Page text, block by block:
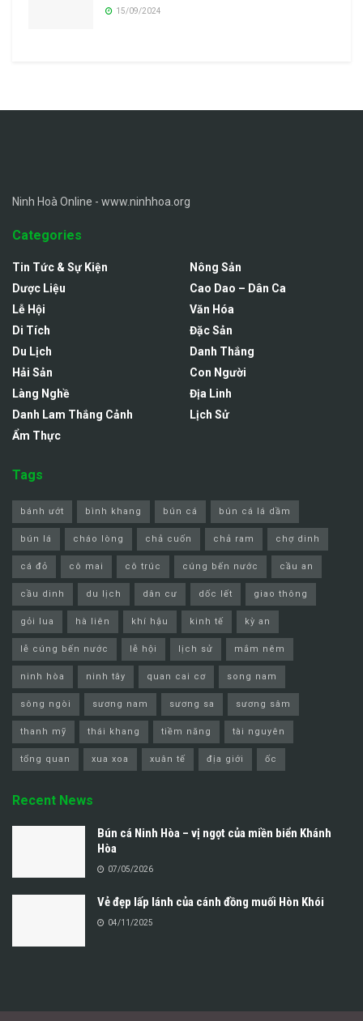
15/09/2024
Ninh Hoà Online - www.ninhhoa.org
Categories
Tin Tức & Sự Kiện
Dược Liệu
Lễ Hội
Di Tích
Du Lịch
Hải Sản
Làng Nghề
Danh Lam Thắng Cảnh
Ẩm Thực
Nông Sản
Cao Dao – Dân Ca
Văn Hóa
Đặc Sản
Danh Thắng
Con Người
Địa Linh
Lịch Sử
Tags
bánh ướt bình khang bún cá bún cá lá dầm
bún lá cháo lòng chả cuốn chả ram chợ dinh
cá đỏ cô mai cô trúc cúng bến nước cầu an
cầu dinh du lịch dân cư dốc lết giao thông
gỏi lua hà liên khí hậu kinh tế kỳ an
lễ cúng bến nước lễ hội lịch sử mắm nêm
ninh hòa ninh tây quan cai cơ song nam
sông ngòi sương nam sương sa sương sâm
thanh mỹ thái khang tiềm năng tài nguyên
tổng quan xua xoa xuân tế địa giới ốc
Recent News
Bún cá Ninh Hòa – vị ngọt của miền biển Khánh
Hòa
07/05/2026
Vẻ đẹp lấp lánh của cánh đồng muối Hòn Khói
04/11/2025